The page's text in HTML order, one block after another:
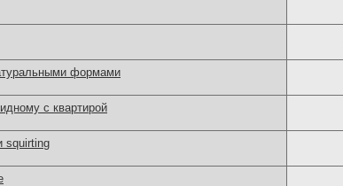
формами
с квартирой
squirting